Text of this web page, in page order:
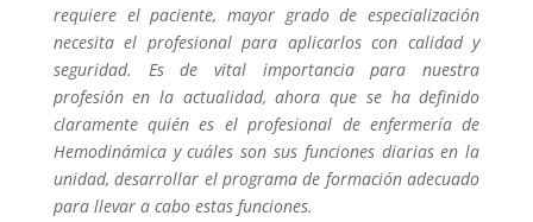
requiere el paciente, mayor grado de especialización
necesita el profesional para aplicarlos con calidad y
seguridad. Es de vital importancia para nuestra
profesión en la actualidad, ahora que se ha definido
claramente quién es el profesional de enfermería de
Hemodinámica y cuáles son sus funciones diarias en la
unidad, desarrollar el programa de formación adecuado
para llevar a cabo estas funciones.